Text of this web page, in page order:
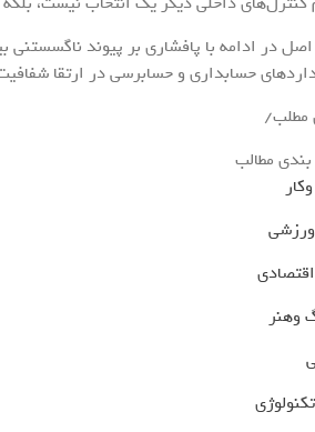
در ادامه با پافشاری بر پیوند
حسابداری و حسابرسی در ارتقا
مطلب/
مطالب
ورزشی
اقتصادی
وهنر